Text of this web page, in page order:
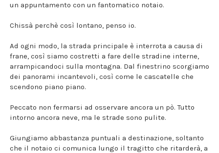
un appuntamento con un fantomatico notaio.
Chissà perchè così lontano, penso io.
Ad ogni modo, la strada principale è interrota a causa di
frane, così siamo costretti a fare delle stradine interne,
arrampicandoci sulla montagna. Dal finestrino scorgiamo
dei panorami incantevoli, così come le cascatelle che
scendono piano piano.
Peccato non fermarsi ad osservare ancora un pò. Tutto
intorno ancora neve, ma le strade sono pulite.
Giungiamo abbastanza puntuali a destinazione, soltanto
che il notaio ci comunica lungo il tragitto che ritarderà, a